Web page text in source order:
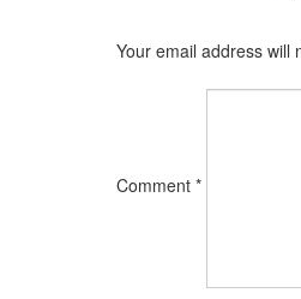
Your email address will
Comment *